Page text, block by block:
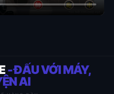
- ĐẤU VỚI MÁY,
AI